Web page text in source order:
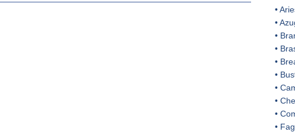
•
•
•
•
•
•
•
•
•
•